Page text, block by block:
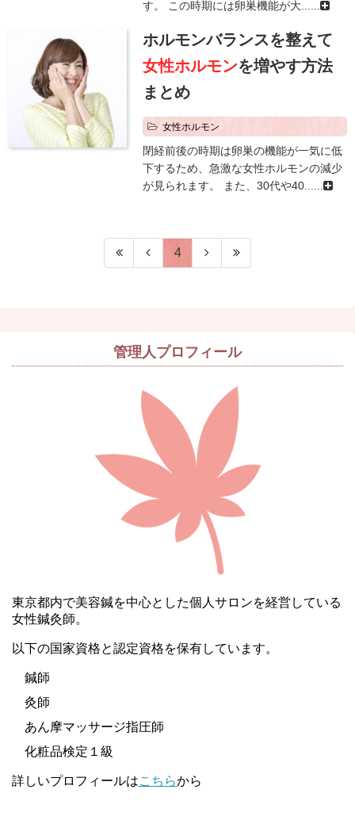
す。 この時期には卵巣機能が大......
ホルモンバランスを整えて
女性ホルモンを増やす方法
まとめ
女性ホルモン
閉経前後の時期は卵巣の機能が一気に低
下するため、急激な女性ホルモンの減少
が見られます。 また、30代や40......
4
管理人プロフィール
東京都内で美容鍼を中心とした個人サロンを経営している
女性鍼灸師。
以下の国家資格と認定資格を保有しています。
鍼師
灸師
あん摩マッサージ指圧師
化粧品検定１級
詳しいプロフィールはこちらから